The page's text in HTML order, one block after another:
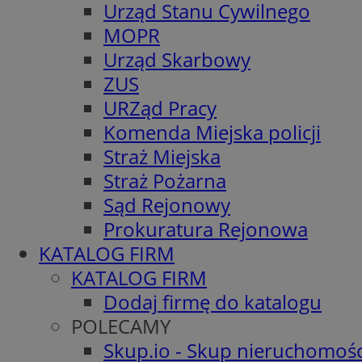
Urząd Stanu Cywilnego
MOPR
Urząd Skarbowy
ZUS
URZąd Pracy
Komenda Miejska policji
Straż Miejska
Straż Pożarna
Sąd Rejonowy
Prokuratura Rejonowa
KATALOG FIRM
KATALOG FIRM
Dodaj firmę do katalogu
POLECAMY
Skup.io - Skup